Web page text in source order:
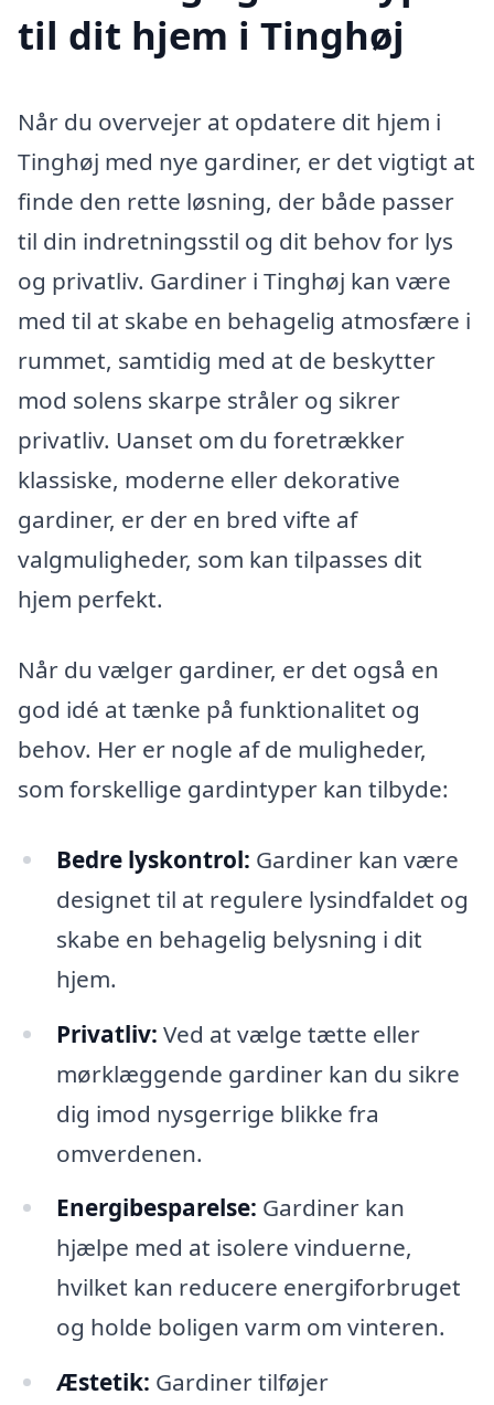
til dit hjem i Tinghøj
Når du overvejer at opdatere dit hjem i
Tinghøj med nye gardiner, er det vigtigt at
finde den rette løsning, der både passer
til din indretningsstil og dit behov for lys
og privatliv. Gardiner i Tinghøj kan være
med til at skabe en behagelig atmosfære i
rummet, samtidig med at de beskytter
mod solens skarpe stråler og sikrer
privatliv. Uanset om du foretrækker
klassiske, moderne eller dekorative
gardiner, er der en bred vifte af
valgmuligheder, som kan tilpasses dit
hjem perfekt.
Når du vælger gardiner, er det også en
god idé at tænke på funktionalitet og
behov. Her er nogle af de muligheder,
som forskellige gardintyper kan tilbyde:
Bedre lyskontrol: Gardiner kan være
designet til at regulere lysindfaldet og
skabe en behagelig belysning i dit
hjem.
Privatliv: Ved at vælge tætte eller
mørklæggende gardiner kan du sikre
dig imod nysgerrige blikke fra
omverdenen.
Energibesparelse: Gardiner kan
hjælpe med at isolere vinduerne,
hvilket kan reducere energiforbruget
og holde boligen varm om vinteren.
Æstetik: Gardiner tilføjer